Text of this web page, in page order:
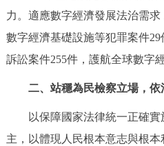
力。適應數字經濟發展法治需
數字經濟基礎設施等犯罪案件
訴訟案件255件，護航全球數字
二、站穩為民檢察立場，依
以保障國家法律統一正確實
主，以體現人民根本意志與根